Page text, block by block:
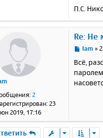
П.С.
2
23
2019, 17:16
Re: Не
С
о
б
щ
Iam »
Всё,